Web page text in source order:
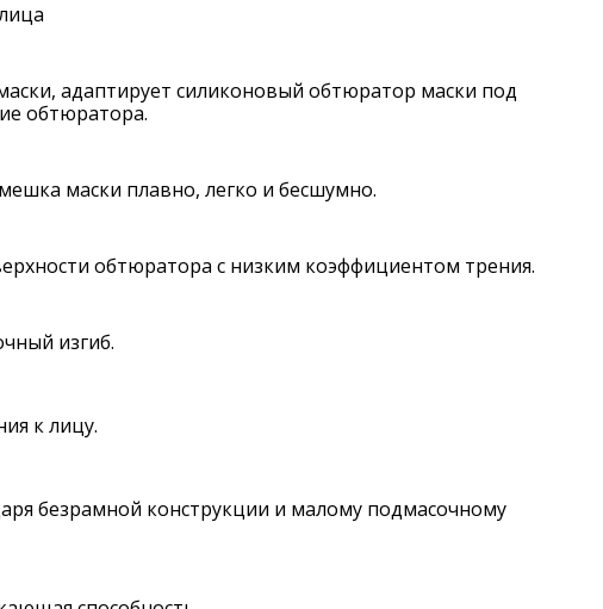
адаптирует силиконовый обтюратор маски под
обтюратора.
маски плавно, легко и бесшумно.
обтюратора с низким коэффициентом трения.
изгиб.
к лицу.
безрамной конструкции и малому подмасочному